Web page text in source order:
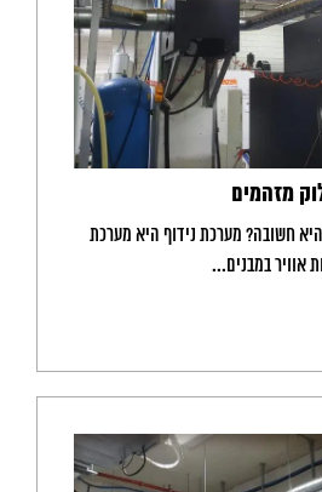
מזהמים
חשובה? מערכת נידוף היא מערכת
אוויר במבנים...